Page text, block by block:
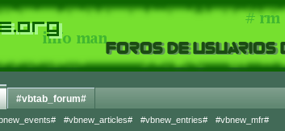
#vbnew_articles# #vbnew_entries# #vbnew_mfr#
#vbtab_forum#